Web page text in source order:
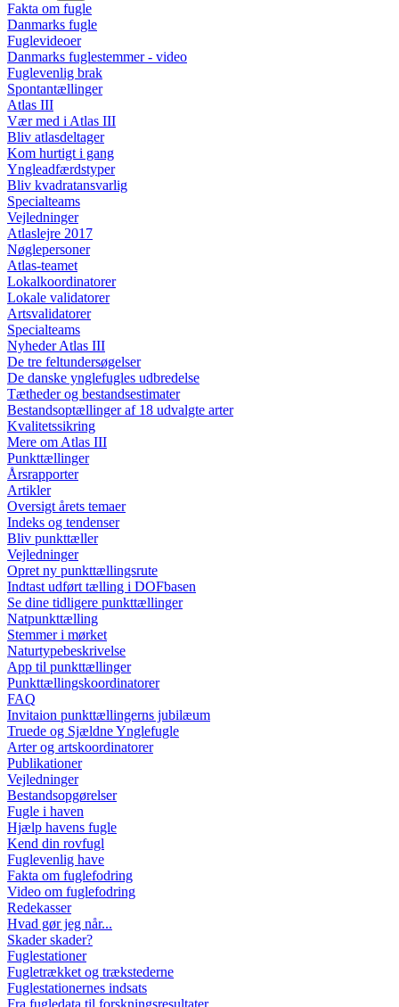
Fakta om fugle
Danmarks fugle
Fuglevideoer
Danmarks fuglestemmer - video
Fuglevenlig brak
Spontantællinger
Atlas III
Vær med i Atlas III
Bliv atlasdeltager
Kom hurtigt i gang
Yngleadfærdstyper
Bliv kvadratansvarlig
Specialteams
Vejledninger
Atlaslejre 2017
Nøglepersoner
Atlas-teamet
Lokalkoordinatorer
Lokale validatorer
Artsvalidatorer
Specialteams
Nyheder Atlas III
De tre feltundersøgelser
De danske ynglefugles udbredelse
Tætheder og bestandsestimater
Bestandsoptællinger af 18 udvalgte arter
Kvalitetssikring
Mere om Atlas III
Punkttællinger
Årsrapporter
Artikler
Oversigt årets temaer
Indeks og tendenser
Bliv punkttæller
Vejledninger
Opret ny punkttællingsrute
Indtast udført tælling i DOFbasen
Se dine tidligere punkttællinger
Natpunkttælling
Stemmer i mørket
Naturtypebeskrivelse
App til punkttællinger
Punkttællingskoordinatorer
FAQ
Invitaion punkttællingerns jubilæum
Truede og Sjældne Ynglefugle
Arter og artskoordinatorer
Publikationer
Vejledninger
Bestandsopgørelser
Fugle i haven
Hjælp havens fugle
Kend din rovfugl
Fuglevenlig have
Fakta om fuglefodring
Video om fuglefodring
Redekasser
Hvad gør jeg når...
Skader skader?
Fuglestationer
Fugletrækket og trækstederne
Fuglestationernes indsats
Fra fugledata til forskningsresultater